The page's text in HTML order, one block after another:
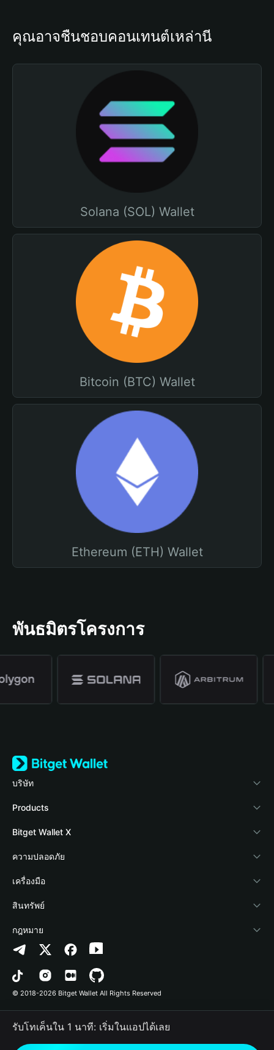
คุณอาจชื่นชอบคอนเทนต์เหล่านี้
Solana (SOL) Wallet
Bitcoin (BTC) Wallet
Ethereum (ETH) Wallet
พันธมิตรโครงการ
บริษัท
เกี่ยวกับ Bitget Wallet
Blog
Academy
ข่าวสารด้านคริปโต
ศูนย์ช่วยเหลือ
ติดต่อเรา
ทรัพยากรข้อมูลของแบรนด์
อาชีพ
Products
Crypto Card
Stablecoin Earn
Payfi Crypto
Crypto Swap API
Altcoin Season Index
Prediction Markets
DApp
RWA
Bitget Wallet X
นักพัฒนา
เชื่อมต่อ Wallet
Bitget Wallet Pay
ลิสต์โปรเจกต์
ความปลอดภัย
Protection Fund
เทคโนโลยีความปลอดภัย
เครื่องมือ
ซื้อคริปโต
การตรวจจับการอนุญาต
การตรวจจับสัญญา
การโอนเป็นชุด
สินทรัพย์
Arbitrum
Avalanche
Bitcoin
Polygon
กฎหมาย
นโยบายความเป็นส่วนตัว
ข้อตกลงในการใช้บริการ
© 2018-2026 Bitget Wallet All Rights Reserved
รับโทเค็นใน 1 นาที: เริ่มในแอปได้เลย